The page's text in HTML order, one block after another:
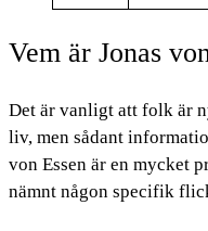
Vem är Jonas
Det är vanligt att folk är
liv, men sådant
von Essen är en mycket
nämnt någon specifik